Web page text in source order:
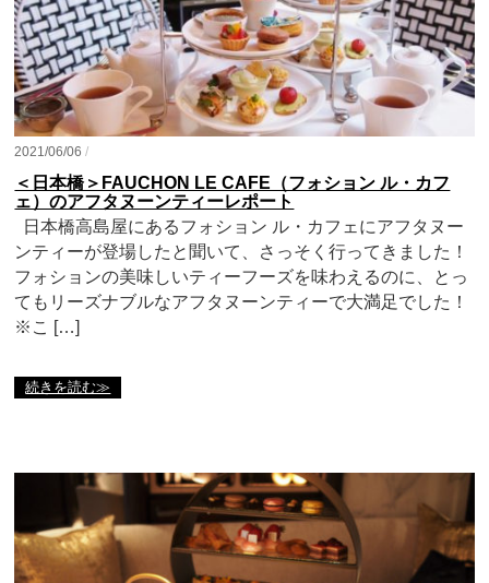
2021/06/06/
＜日本橋＞FAUCHON LE CAFE（フォション ル・カフ
ェ）のアフタヌーンティーレポート
日本橋高島屋にあるフォション ル・カフェにアフタヌー
ンティーが登場したと聞いて、さっそく行ってきました！
フォションの美味しいティーフーズを味わえるのに、とっ
てもリーズナブルなアフタヌーンティーで大満足でした！
※こ […]
続きを読む≫